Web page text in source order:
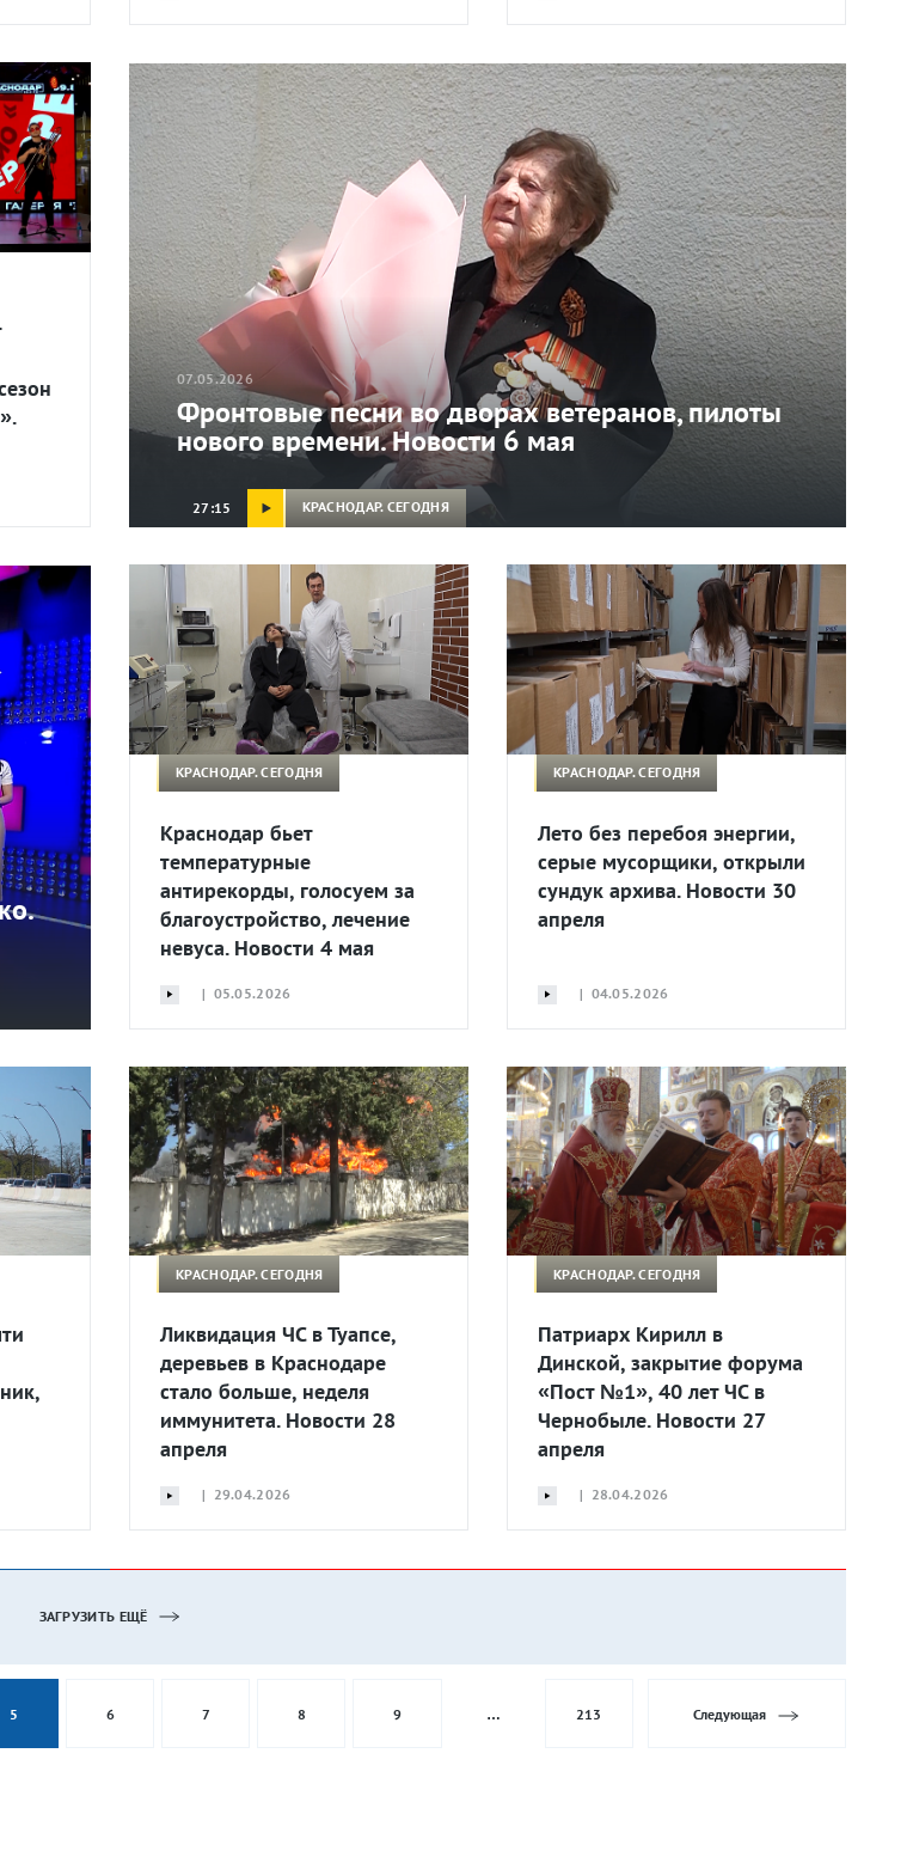
07.05.2026
Фронтовые песни во дворах ветеранов, пилоты
нового времени. Новости 6 мая
27:15 КРАСНОДАР. СЕГОДНЯ
КРАСНОДАР. СЕГОДНЯ
Краснодар бьет
температурные
антирекорды, голосуем за
благоустройство, лечение
невуса. Новости 4 мая
| 05.05.2026
КРАСНОДАР. СЕГОДНЯ
Лето без перебоя энергии,
серые мусорщики, открыли
сундук архива. Новости 30
апреля
| 04.05.2026
КРАСНОДАР. СЕГОДНЯ
Ликвидация ЧС в Туапсе,
деревьев в Краснодаре
стало больше, неделя
иммунитета. Новости 28
апреля
| 29.04.2026
КРАСНОДАР. СЕГОДНЯ
Патриарх Кирилл в
Динской, закрытие форума
«Пост №1», 40 лет ЧС в
Чернобыле. Новости 27
апреля
| 28.04.2026
ЗАГРУЗИТЬ ЕЩЁ
5 6 7 8 9 … 213 Следующая